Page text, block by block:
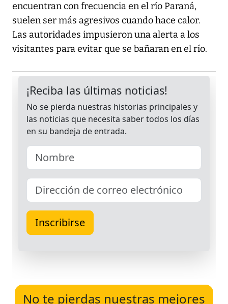
encuentran con frecuencia en el río Paraná,
suelen ser más agresivos cuando hace calor.
Las autoridades impusieron una alerta a los
visitantes para evitar que se bañaran en el río.
No te pierdas nuestras mejores